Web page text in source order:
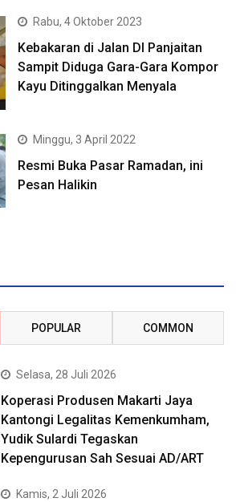
Rabu, 4 Oktober 2023
Kebakaran di Jalan DI Panjaitan
Sampit Diduga Gara-Gara Kompor
Kayu Ditinggalkan Menyala
Minggu, 3 April 2022
Resmi Buka Pasar Ramadan, ini
Pesan Halikin
POPULAR COMMON
Selasa, 28 Juli 2026
Koperasi Produsen Makarti Jaya
Kantongi Legalitas Kemenkumham,
Yudik Sulardi Tegaskan
Kepengurusan Sah Sesuai AD/ART
Kamis, 2 Juli 2026